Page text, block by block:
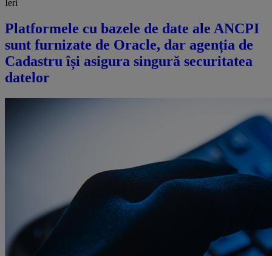
Ieri
Platformele cu bazele de date ale ANCPI
sunt furnizate de Oracle, dar agenția de
Cadastru își asigura singură securitatea
datelor